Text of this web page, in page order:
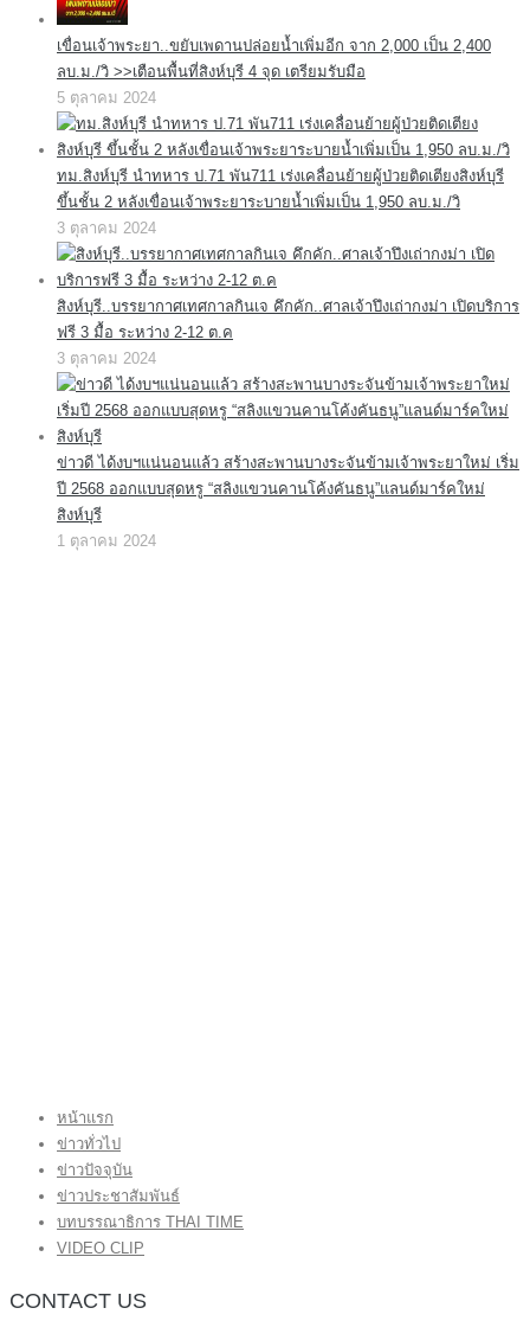
เขื่อนเจ้าพระยา..ขยับเพดานปล่อยน้ำเพิ่มอีก จาก 2,000 เป็น 2,400
ลบ.ม./วิ >>เตือนพื้นที่สิงห์บุรี 4 จุด เตรียมรับมือ
5 ตุลาคม 2024
ทม.สิงห์บุรี นำทหาร ป.71 พัน711 เร่งเคลื่อนย้ายผู้ป่วยติดเตียงสิงห์บุรี
ขึ้นชั้น 2 หลังเขื่อนเจ้าพระยาระบายน้ำเพิ่มเป็น 1,950 ลบ.ม./วิ
3 ตุลาคม 2024
สิงห์บุรี..บรรยากาศเทศกาลกินเจ คึกคัก..ศาลเจ้าปึงเถ่ากงม่า เปิดบริการ
ฟรี 3 มื้อ ระหว่าง 2-12 ต.ค
3 ตุลาคม 2024
ข่าวดี ได้งบฯแน่นอนแล้ว สร้างสะพานบางระจันข้ามเจ้าพระยาใหม่ เริ่ม
ปี 2568 ออกแบบสุดหรู “สลิงแขวนคานโค้งคันธนู”แลนด์มาร์คใหม่
สิงห์บุรี
1 ตุลาคม 2024
หน้าแรก
ข่าวทั่วไป
ข่าวปัจจุบัน
ข่าวประชาสัมพันธ์
บทบรรณาธิการ THAI TIME
VIDEO CLIP
CONTACT US